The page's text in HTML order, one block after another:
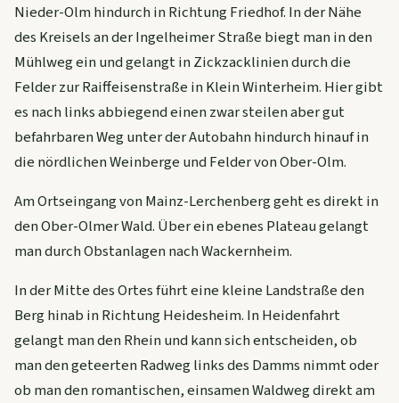
Nieder-Olm hindurch in Richtung Friedhof. In der Nähe
des Kreisels an der Ingelheimer Straße biegt man in den
Mühlweg ein und gelangt in Zickzacklinien durch die
Felder zur Raiffeisenstraße in Klein Winterheim. Hier gibt
es nach links abbiegend einen zwar steilen aber gut
befahrbaren Weg unter der Autobahn hindurch hinauf in
die nördlichen Weinberge und Felder von Ober-Olm.
Am Ortseingang von Mainz-Lerchenberg geht es direkt in
den Ober-Olmer Wald. Über ein ebenes Plateau gelangt
man durch Obstanlagen nach Wackernheim.
In der Mitte des Ortes führt eine kleine Landstraße den
Berg hinab in Richtung Heidesheim. In Heidenfahrt
gelangt man den Rhein und kann sich entscheiden, ob
man den geteerten Radweg links des Damms nimmt oder
ob man den romantischen, einsamen Waldweg direkt am